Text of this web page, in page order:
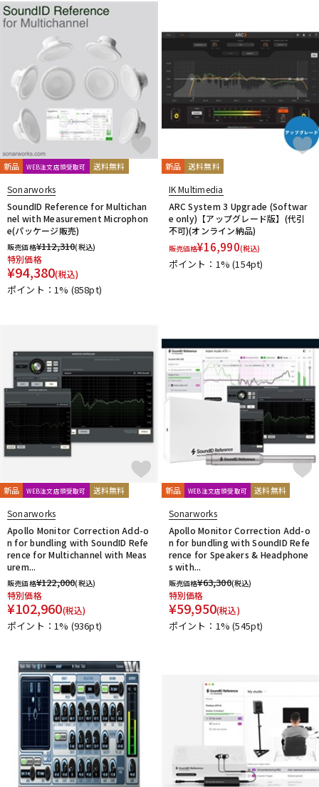
SANWA SUPPLY SENNHEISER
SLATE AUDIO
SlateDigital
Sonic Studio
Sonnox SoundToys
SPECTRASONICS
SSL(Solid State Logic)
Steven Slate Audio
stokyo
STREZOV SAMPLING Studiologic
SynchroArts
SYNTHOGY
TAC SYSTEM TASCAM
tc electronic
TC helicon
Teenage Engineering
Thrustmaster
TOONTRACK
Tracktion TRUE DYNA
UDG u-he（ユーヒー） UJAM
Universal Audio
Vital Arts
Wave Machine Labs
WAVES
Whirlwind XFER RECORDS xlnaudio
XSONIC
YAMAHA
ZAOR
他
1st PLACE
RELAB Development
FREQPORT
Glorious
新品 WEB注文店頭受取可 送料無料
Sonarworks
SoundID Reference for Multichan
nel with Measurement Microphon
e(パッケージ販売)
販売価格¥112,310(税込)
特別価格
¥94,380(税込)
ポイント：1% (858pt)
新品 送料無料
IK Multimedia
ARC System 3 Upgrade (Softwar
e only)【アップグレード版】(代引
不可)(オンライン納品)
販売価格¥16,990(税込)
ポイント：1%(154pt)
新品 WEB注文店頭受取可 送料無料
Sonarworks
Apollo Monitor Correction Add-o
n for bundling with SoundID Refe
rence for Multichannel with Meas
urem...
販売価格¥122,000(税込)
特別価格
¥102,960(税込)
ポイント：1% (936pt)
新品 WEB注文店頭受取可 送料無料
Sonarworks
Apollo Monitor Correction Add-o
n for bundling with SoundID Refe
rence for Speakers & Headphone
s with...
販売価格¥63,300(税込)
特別価格
¥59,950(税込)
ポイント：1%(545pt)